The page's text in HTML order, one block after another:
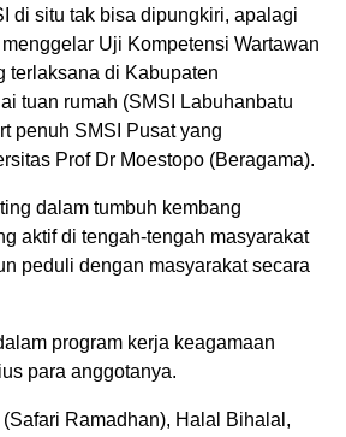
di situ tak bisa dipungkiri, apalagi
Uji Kompetensi Wartawan
terlaksana di Kabupaten
tuan rumah (SMSI Labuhanbatu
penuh SMSI Pusat yang
Prof Dr Moestopo (Beragama).
dalam tumbuh kembang
aktif di tengah-tengah masyarakat
peduli dengan masyarakat secara
program kerja keagamaan
para anggotanya.
Ramadhan), Halal Bihalal,